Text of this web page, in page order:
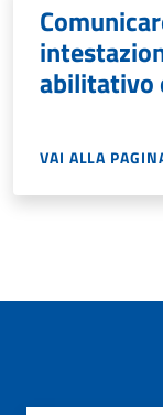
abilitativo
VAI ALLA